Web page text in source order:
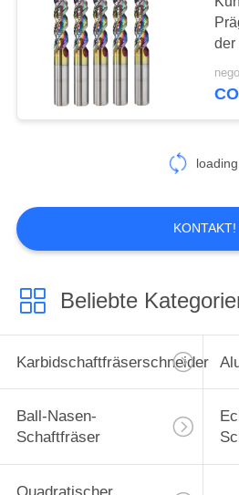
der
KONTAKT!
Beliebte
Karbidschaftfräserschneider
Ball-Nasen-
Schaftfräser